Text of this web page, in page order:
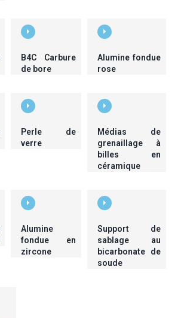
B4C Carbure
de bore
Alumine fondue
rose
Perle de
verre
Médias de
grenaillage à
billes en
céramique
Alumine
fondue en
zircone
Support de
sablage au
bicarbonate de
soude